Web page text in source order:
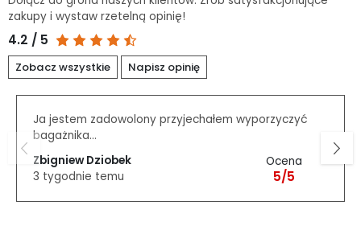
zakupy i wystaw rzetelną opinię!
4.2 / 5
Zobacz wszystkie Napisz opinię
Ja jestem zadowolony przyjechałem wyporzyczyć
bagażnika...
Zbigniew Dziobek
3 tygodnie temu
Ocena
5/5